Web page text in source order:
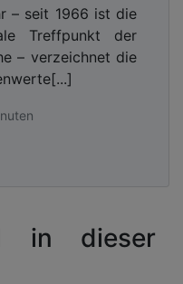
– seit 1966 ist die
Treffpunkt der
– verzeichnet die
in dieser